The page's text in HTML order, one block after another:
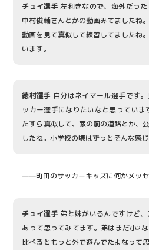
チュイ選手 左利きなので、海外だっ
中村俊輔さんとかの動画みてましたね
動画を見て真似して練習してましたね
います。
徳村選手 自分はネイマール選手です
ッカー選手になりたいなと思ってい
たすら真似して、家の前の道路とか、
したね。小学校の頃はずっとそんな感じ
――町田のサッカーキッズに何かメッ
チュイ選手 弟と妹がいるんですけど
あって思ってみてます。弟はまだ小2
比べるともっと外で遊んでたよなって